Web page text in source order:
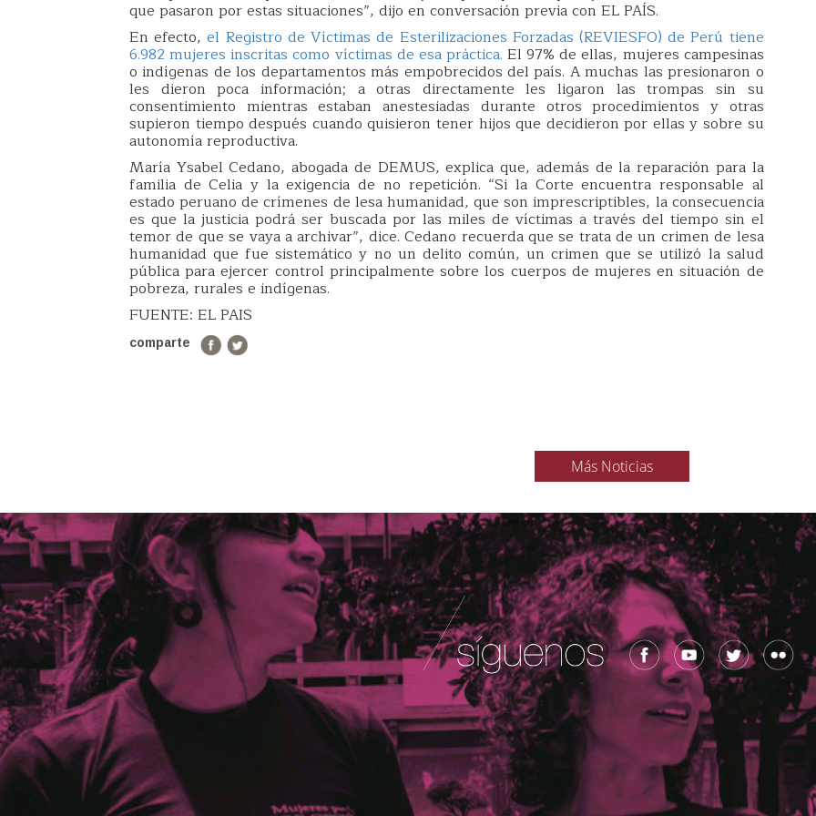
que pasaron por estas situaciones”, dijo en conversación previa con EL PAÍS.
En efecto,el Registro de Víctimas de Esterilizaciones Forzadas (REVIESFO) de Perú tiene
6.982 mujeres inscritas como víctimas de esa práctica. El 97% de ellas, mujeres campesinas
o indígenas de los departamentos más empobrecidos del país. A muchas las presionaron o
les dieron poca información; a otras directamente les ligaron las trompas sin su
consentimiento mientras estaban anestesiadas durante otros procedimientos y otras
supieron tiempo después cuando quisieron tener hijos que decidieron por ellas y sobre su
autonomía reproductiva.
María Ysabel Cedano, abogada de DEMUS, explica que, además de la reparación para la
familia de Celia y la exigencia de no repetición. “Si la Corte encuentra responsable al
estado peruano de crímenes de lesa humanidad, que son imprescriptibles, la consecuencia
es que la justicia podrá ser buscada por las miles de víctimas a través del tiempo sin el
temor de que se vaya a archivar”, dice. Cedano recuerda que se trata de un crimen de lesa
humanidad que fue sistemático y no un delito común, un crimen que se utilizó la salud
pública para ejercer control principalmente sobre los cuerpos de mujeres en situación de
pobreza, rurales e indígenas.
FUENTE: EL PAIS
comparte
Más Noticias